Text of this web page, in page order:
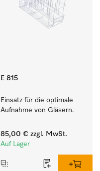
E 815
Einsatz für die optimale
Aufnahme von Gläsern.
85,00 € zzgl. MwSt.
Auf Lager